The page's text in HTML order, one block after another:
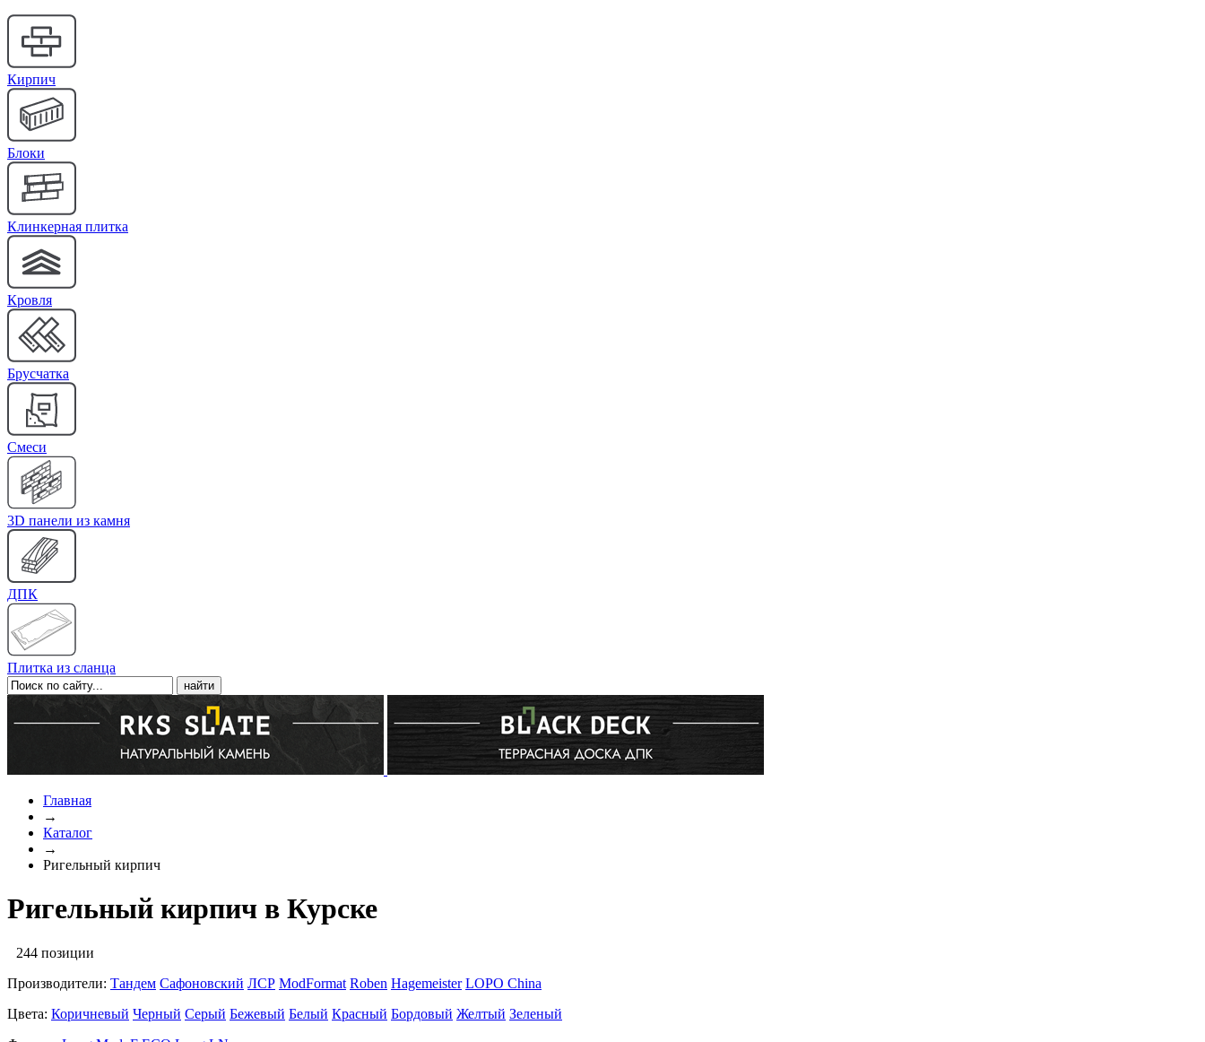
Кирпич
Блоки
Клинкерная плитка
Кровля
Брусчатка
Cмеси
3D панели из камня
ДПК
Плитка из сланца
Главная
→
Каталог
→
Ригельный кирпич
Ригельный кирпич в Курске
244 позиции
Производители: Тандем Сафоновский ЛСР ModFormat Roben Hagemeister LOPO China
Цвета: Коричневый Черный Серый Бежевый Белый Красный Бордовый Желтый Зеленый